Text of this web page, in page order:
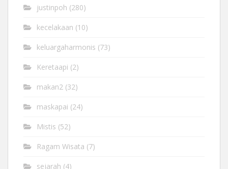
justinpoh (280)
kecelakaan (10)
keluargaharmonis (73)
Keretaapi (2)
makan2 (32)
maskapai (24)
Mistis (52)
Ragam Wisata (7)
sejarah (4)